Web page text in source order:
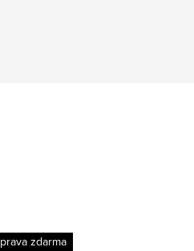
zdarma